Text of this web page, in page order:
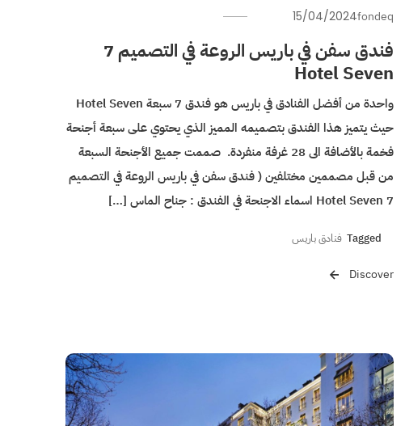
15/04/2024fondeq
فندق سفن في باريس الروعة في التصميم 7
Hotel Seven
واحدة من أفضل الفنادق في باريس هو فندق 7 سبعة Hotel Seven
حيث يتميز هذا الفندق بتصميمه المميز الذي يحتوي على سبعة أجنحة
فخمة بالأضافة الى 28 غرفة منفردة. صممت جميع الأجنحة السبعة
من قبل مصممين مختلفين ( فندق سفن في باريس الروعة في التصميم
7 Hotel Seven اسماء الاجنحة في الفندق : جناح الماس […]
Tagged فنادق باريس
Discover